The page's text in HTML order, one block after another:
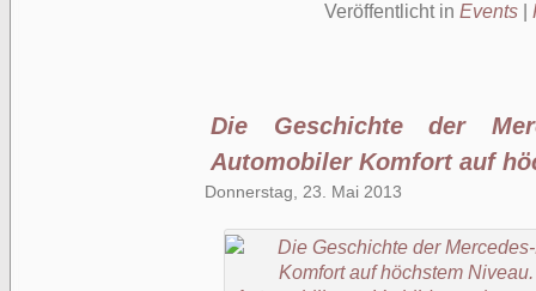
Veröffentlicht in Events
Die Geschichte der
Automobiler Komfort auf
Donnerstag, 23. Mai 2013